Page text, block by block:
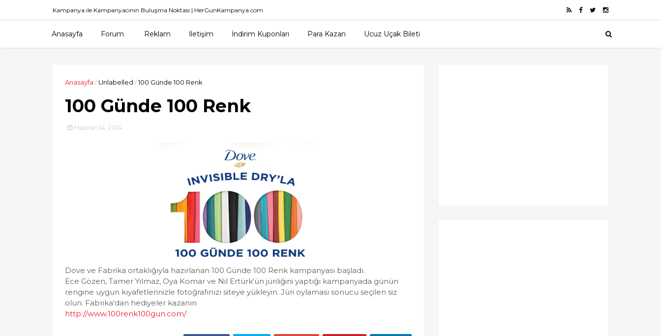
Kampanya ile Kampanyacının Buluşma Noktası | HerGunKampanya.com
Anasayfa Forum Reklam İletişim İndirim Kuponları Para Kazan Ucuz Uçak Bileti
Anasayfa /Unlabelled /100 Günde 100 Renk
100 Günde 100 Renk
Haziran 14, 2014
Dove ve Fabrika ortaklığıyla hazırlanan 100 Günde 100 Renk kampanyası başladı.
Ece Gözen, Tamer Yılmaz, Oya Komar ve Nil Ertürk'ün jüriliğini yaptığı kampanyada günün
rengine uygun kıyafetlerinizle fotoğrafınızı siteye yükleyin. Jüri oylaması sonucu seçilen siz
olun. Fabrika'dan hediyeler kazanın
http://www.100renk100gun.com/